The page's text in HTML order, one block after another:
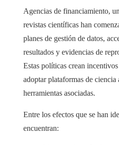
Agencias de financiamiento,
revistas científicas han
planes de gestión de datos,
resultados y evidencias de
Estas políticas crean
adoptar plataformas de ciencia
herramientas asociadas.
Entre los efectos que se han
encuentran: